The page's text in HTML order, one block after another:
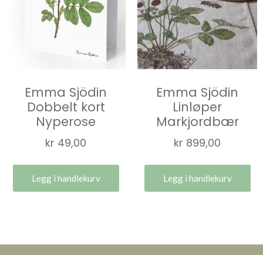
Emma Sjödin
Dobbelt kort
Nyperose
kr 49,00
Legg i handlekurv
Emma Sjödin
Linløper
Markjordbær
kr 899,00
Legg i handlekurv